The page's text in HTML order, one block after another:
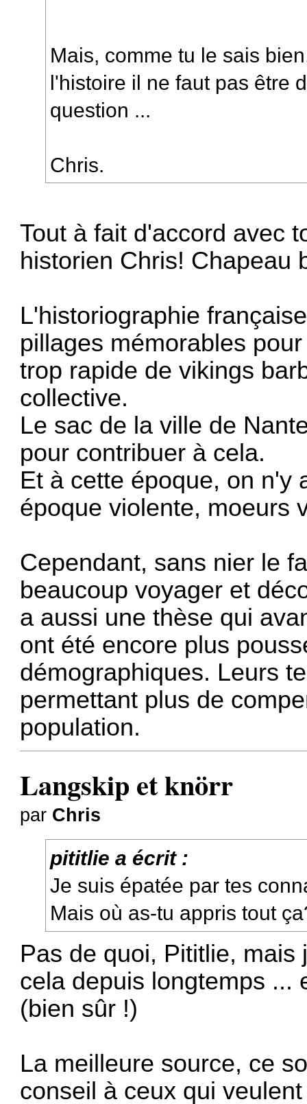
Mais, comme tu le sais
l'histoire il ne faut pas être
question ...
Chris.
Tout à fait d'accord avec
historien Chris! Chapeau
L'historiographie
pillages mémorables
trop rapide de vikings
collective.
Le sac de la ville de
pour contribuer à cela.
Et à cette époque, on n'y
époque violente, moeurs
Cependant, sans nier le
beaucoup voyager et
a aussi une thèse qui
ont été encore plus
démographiques. Leurs
permettant plus de
population.
Langskip et knörr
par Chris
pititlie a écrit :
Je suis épatée par tes
Mais où as-tu appris tout
Pas de quoi, Pititlie,
cela depuis longtemps ...
(bien sûr !)
La meilleure source, ce
conseil à ceux qui